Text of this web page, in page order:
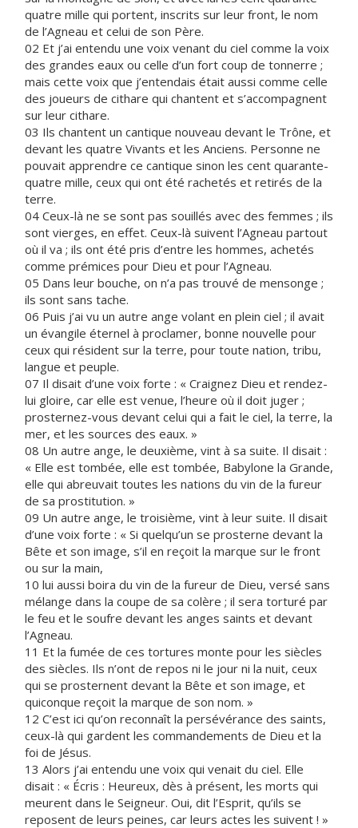
quatre mille qui portent, inscrits sur leur front, le nom
de l’Agneau et celui de son Père.
02 Et j’ai entendu une voix venant du ciel comme la voix
des grandes eaux ou celle d’un fort coup de tonnerre ;
mais cette voix que j’entendais était aussi comme celle
des joueurs de cithare qui chantent et s’accompagnent
sur leur cithare.
03 Ils chantent un cantique nouveau devant le Trône, et
devant les quatre Vivants et les Anciens. Personne ne
pouvait apprendre ce cantique sinon les cent quarante-
quatre mille, ceux qui ont été rachetés et retirés de la
terre.
04 Ceux-là ne se sont pas souillés avec des femmes ; ils
sont vierges, en effet. Ceux-là suivent l’Agneau partout
où il va ; ils ont été pris d’entre les hommes, achetés
comme prémices pour Dieu et pour l’Agneau.
05 Dans leur bouche, on n’a pas trouvé de mensonge ;
ils sont sans tache.
06 Puis j’ai vu un autre ange volant en plein ciel ; il avait
un évangile éternel à proclamer, bonne nouvelle pour
ceux qui résident sur la terre, pour toute nation, tribu,
langue et peuple.
07 Il disait d’une voix forte : « Craignez Dieu et rendez-
lui gloire, car elle est venue, l’heure où il doit juger ;
prosternez-vous devant celui qui a fait le ciel, la terre, la
mer, et les sources des eaux. »
08 Un autre ange, le deuxième, vint à sa suite. Il disait :
« Elle est tombée, elle est tombée, Babylone la Grande,
elle qui abreuvait toutes les nations du vin de la fureur
de sa prostitution. »
09 Un autre ange, le troisième, vint à leur suite. Il disait
d’une voix forte : « Si quelqu’un se prosterne devant la
Bête et son image, s’il en reçoit la marque sur le front
ou sur la main,
10 lui aussi boira du vin de la fureur de Dieu, versé sans
mélange dans la coupe de sa colère ; il sera torturé par
le feu et le soufre devant les anges saints et devant
l’Agneau.
11 Et la fumée de ces tortures monte pour les siècles
des siècles. Ils n’ont de repos ni le jour ni la nuit, ceux
qui se prosternent devant la Bête et son image, et
quiconque reçoit la marque de son nom. »
12 C’est ici qu’on reconnaît la persévérance des saints,
ceux-là qui gardent les commandements de Dieu et la
foi de Jésus.
13 Alors j’ai entendu une voix qui venait du ciel. Elle
disait : « Écris : Heureux, dès à présent, les morts qui
meurent dans le Seigneur. Oui, dit l’Esprit, qu’ils se
reposent de leurs peines, car leurs actes les suivent ! »